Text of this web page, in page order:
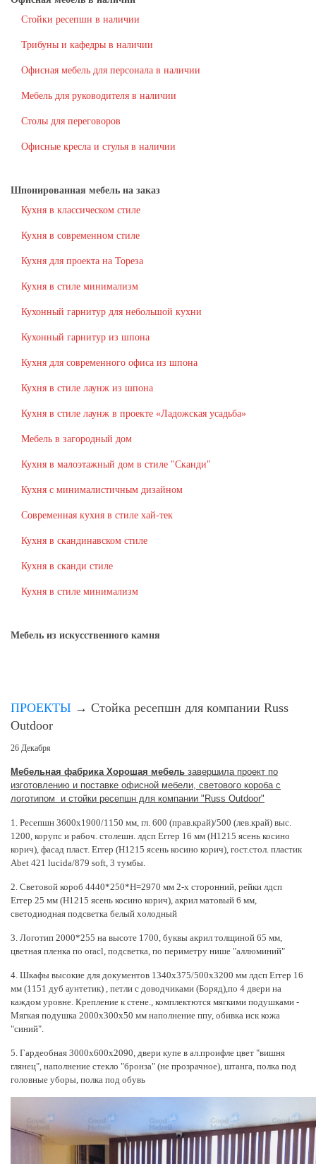
Стойки ресепшн в наличии
Трибуны и кафедры в наличии
Офисная мебель для персонала в наличии
Мебель для руководителя в наличии
Столы для переговоров
Офисные кресла и стулья в наличии
Шпонированная мебель на заказ
Кухня в классическом стиле
Кухня в современном стиле
Кухня для проекта на Тореза
Кухня в стиле минимализм
Кухонный гарнитур для небольшой кухни
Кухонный гарнитур из шпона
Кухня для современного офиса из шпона
Кухня в стиле лаунж из шпона
Кухня в стиле лаунж в проекте «Ладожская усадьба»
Мебель в загородный дом
Кухня в малоэтажный дом в стиле "Сканди"
Кухня с минималистичным дизайном
Современная кухня в стиле хай-тек
Кухня в скандинавском стиле
Кухня в сканди стиле
Кухня в стиле минимализм
Мебель из искусственного камня
ПРОЕКТЫ → Стойка ресепшн для компании Russ
Outdoor
26 Декабря
Мебельная фабрика Хорошая мебель завершила проект по
изготовлению и поставке офисной мебели, светового короба с
логотипом и стойки ресепшн для компании "Russ Outdoor"
1. Ресепшн 3600х1900/1150 мм, гл. 600 (прав.край)/500 (лев.край) выс.
1200, корупс и рабоч. столешн. лдсп Еггер 16 мм (Н1215 ясень косино
корич), фасад пласт. Еггер (Н1215 ясень косино корич), гост.стол. пластик
Abet 421 lucida/879 soft, 3 тумбы.
2. Световой короб 4440*250*H=2970 мм 2-х сторонний, рейки лдсп
Еггер 25 мм (Н1215 ясень косино корич), акрил матовый 6 мм,
светодиодная подсветка белый холодный
3. Логотип 2000*255 на высоте 1700, буквы акрил толщиной 65 мм,
цветная пленка по oracl, подсветка, по периметру нише "аллюминий"
4. Шкафы высокие для документов 1340х375/500х3200 мм лдсп Еггер 16
мм (1151 дуб аунтетик) , петли с доводчиками (Боряд),по 4 двери на
каждом уровне. Крепление к стене., комплектются мягкими подушками -
Мягкая подушка 2000х300х50 мм наполнение ппу, обивка иск кожа
"синий".
5. Гардеобная 3000х600х2090, двери купе в ал.проифле цвет "вишня
глянец", наполнение стекло "бронза" (не прозрачное), штанга, полка под
головные уборы, полка под обувь